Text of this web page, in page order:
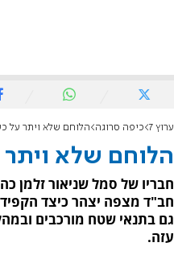
ערוץ 7 כיפה סרוגה הלוחם שלא ויתר על
הלוחם שלא
חבריו של סמל שניאור זלמן
חב"ד מצפה יצהר כיצד
גם בתנאי שטח מורכבים
עזה.